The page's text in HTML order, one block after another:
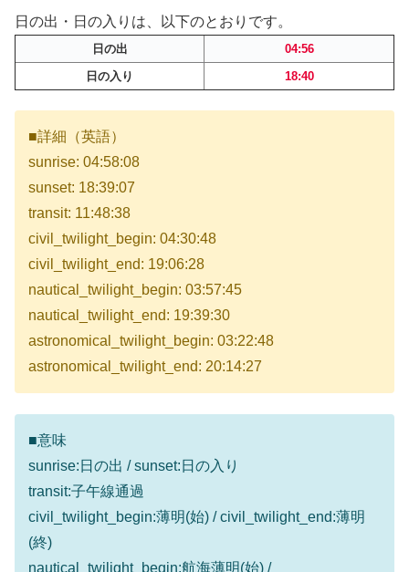
日の出・日の入りは、以下のとおりです。
日の出
04:56
日の入り
18:40
■詳細（英語）
sunrise: 04:58:08
sunset: 18:39:07
transit: 11:48:38
civil_twilight_begin: 04:30:48
civil_twilight_end: 19:06:28
nautical_twilight_begin: 03:57:45
nautical_twilight_end: 19:39:30
astronomical_twilight_begin: 03:22:48
astronomical_twilight_end: 20:14:27
■意味
sunrise:日の出 / sunset:日の入り
transit:子午線通過
civil_twilight_begin:薄明(始) / civil_twilight_end:薄明
(終)
nautical_twilight_begin:航海薄明(始) /